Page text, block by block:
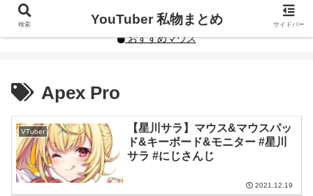
YouTuberや人気インフルエンサーの私物まとめです。
おすすめマウス
Apex Pro
VTuber
【星川サラ】マウス&マウスパッ
ド&キーボード&モニター #星川
サラ #にじさんじ
2021.12.19
検索 YouTuber 私物まとめ サイドバー